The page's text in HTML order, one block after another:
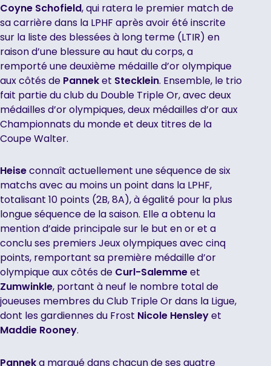
Coyne Schofield, qui ratera le premier match de
sa carrière dans la LPHF après avoir été inscrite
sur la liste des blessées à long terme (LTIR) en
raison d’une blessure au haut du corps, a
remporté une deuxième médaille d’or olympique
aux côtés de Panneket Stecklein. Ensemble, le trio
fait partie du club du Double Triple Or, avec deux
médailles d’or olympiques, deux médailles d’or aux
Championnats du monde et deux titres de la
Coupe Walter.
Heiseconnaît actuellement une séquence de six
matchs avec au moins un point dans la LPHF,
totalisant 10 points (2B, 8A), à égalité pour la plus
longue séquence de la saison. Elle a obtenu la
mention d’aide principale sur le but en or et a
conclu ses premiers Jeux olympiques avec cinq
points, remportant sa première médaille d’or
olympique aux côtés de Curl-Salemmeet
Zumwinkle, portant à neuf le nombre total de
joueuses membres du Club Triple Or dans la Ligue,
dont les gardiennes du Frost Nicole Hensleyet
Maddie Rooney.
Panneka marqué dans chacun de ses quatre